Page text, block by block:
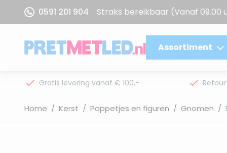
Ga naar de inhoud
0591 201 904 Straks bereikbaar (Vanaf 09.00
Assortiment
Gratis levering vanaf € 100,-
Home / Kerst / Poppetjes en figuren / Gnomen /